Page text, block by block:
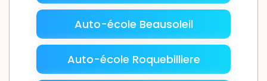
Auto-école Beausoleil
Auto-école Roquebilliere